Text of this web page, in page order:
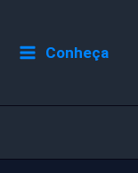
Conheça